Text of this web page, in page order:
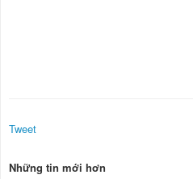
Tweet
Những tin mới hơn